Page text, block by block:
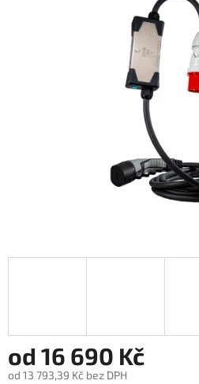
hvězdiček.
od 16 690 Kč
od 13 793,39 Kč bez DPH